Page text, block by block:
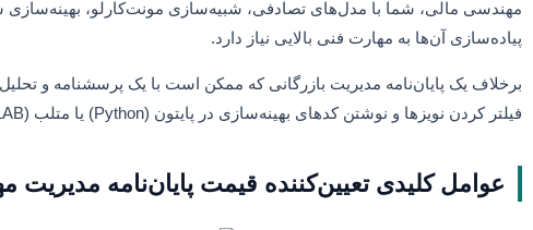
مهندسی مالی، شما با مدل‌های تصادفی، شبیه‌سازی مونت‌کارلو، بهینه‌سازی
پیاده‌سازی آن‌ها به مهارت فنی بالایی نیاز دارد.
فیلتر کردن نویزها و نوشتن کدهای بهینه‌سازی در پایتون (Python) یا متلب (MATLAB) وجود دارد. همین جنبه فنی، عامل اصلی نوسان قیمت در این رشته است.
عوامل کلیدی تعیین‌کننده قیمت پایان‌نامه مدیریت